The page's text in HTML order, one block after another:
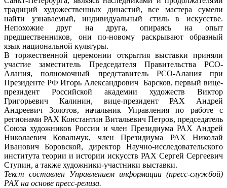
традиций художественных династий, все мастера сумели
найти узнаваемый, индивидуальный стиль в искусстве.
Непохожие друг на друга, опираясь на опыт
предшественников, они по-новому раскрывают образный
язык национальной культуры.
В торжественной церемонии открытия выставки приняли
участие заместитель Председателя Правительства РСО-
Алания, полномочный представитель РСО-Алания при
Президенте РФ Игорь Александрович Барсков, первый вице-
президент Российской академии художеств Виктор
Григорьевич Калинин, вице-президент РАХ Андрей
Андреевич Золотов, начальник Управления по работе с
регионами РАХ Константин Витальевич Петров, председатель
Союза художников России и член Президиума РАХ Андрей
Николаевич Ковальчук, член Президиума РАХ Николай
Иванович Боровской, директор Научно-исследовательского
института теории и истории искусств РАХ Сергей Сергеевич
Ступин, а также художники-участники выставки.
Текст составлен Управлением информации (пресс-службой)
РАХ на основе пресс-релиза.